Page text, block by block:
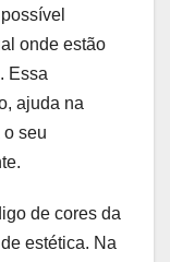
onde estão
Essa
ajuda na
seu
de cores da
estética. Na